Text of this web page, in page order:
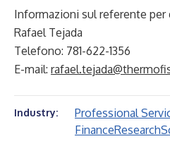
Informazioni sul referente per
Rafael Tejada
Telefono: 781-622-1356
E-mail:
Industry: Professional
FinanceResearch